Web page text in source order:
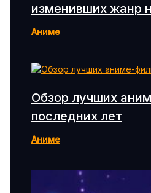
изменивших жанр
Аниме
Обзор лучших
последних лет
Аниме